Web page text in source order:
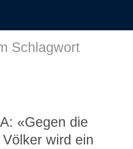
Schlagwort
«Gegen die
wird ein